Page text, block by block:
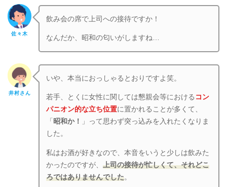
佐々木
飲み会の席で上司への接待ですか！
なんだか、昭和の匂いがしますね…
井村さん
いや、本当におっしゃるとおりですよ笑。
若手、とくに女性に関しては懇親会等における コン
パニオン的な立ち位置に置かれることが多くて、
「 昭和か！
」って思わず突っ込みを入れたくなりま
した。
私はお酒が好きなので、本音をいうと少しは飲みた
かったのですが、上司の接待が忙しくて、それどこ
ろではありませんでした。